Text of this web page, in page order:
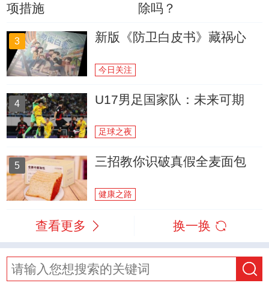
项措施
除吗？
3 新版《防卫白皮书》藏祸心
今日关注
4 U17男足国家队：未来可期
足球之夜
5 三招教你识破真假全麦面包
健康之路
查看更多 换一换